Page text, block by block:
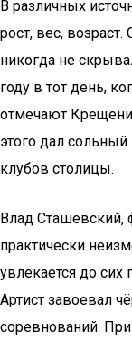
В различных
рост, вес,
никогда не
году в тот день,
отмечают
этого дал
клубов столицы.
Влад Сташевский,
практически
увлекается до
Артист завоевал
соревнований.